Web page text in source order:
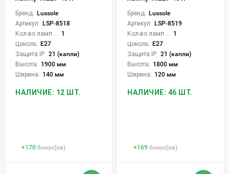
Бренд: Lussole
Артикул: LSP-8518
Кол-во ламп или LED: 1
Цоколь: E27
Защита IP: 21 (капли)
Высота: 1900 мм
Ширина: 140 мм
НАЛИЧИЕ: 12 ШТ.
+170 бонус(ов)
Бренд: Lussole
Артикул: LSP-8519
Кол-во ламп или LED: 1
Цоколь: E27
Защита IP: 21 (капли)
Высота: 1800 мм
Ширина: 120 мм
НАЛИЧИЕ: 46 ШТ.
+169 бонус(ов)